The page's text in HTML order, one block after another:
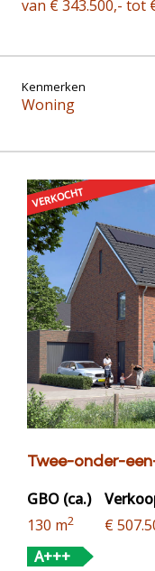
van € 343.500,- tot
Kenmerken
Woning
VERKOCHT
Twee-onder-
GBO (ca.)
130 m2
€
A+++